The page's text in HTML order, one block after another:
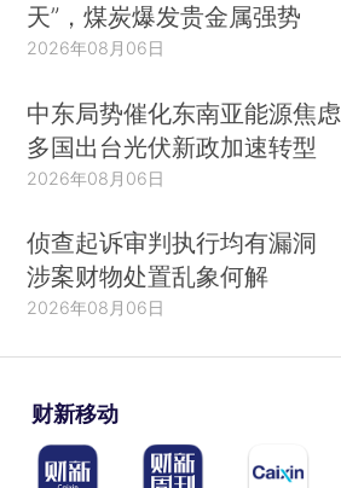
天”，煤炭爆发贵金属强势
2026年08月06日
中东局势催化东南亚能源焦虑
多国出台光伏新政加速转型
2026年08月06日
侦查起诉审判执行均有漏洞
涉案财物处置乱象何解
2026年08月06日
财新移动